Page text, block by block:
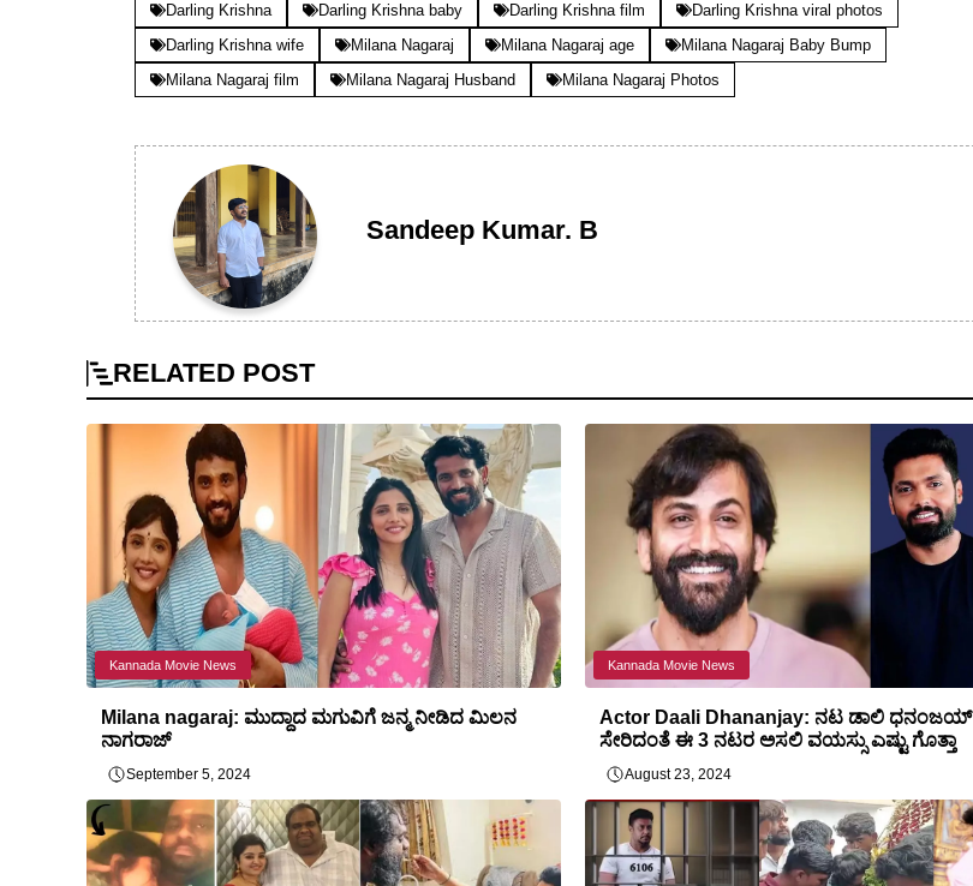
Darling Krishna Darling Krishna baby Darling Krishna film
Darling Krishna viral photos
Darling Krishna wife
Milana Nagaraj Milana Nagaraj age
Milana Nagaraj Baby Bump
Milana Nagaraj film
Milana Nagaraj Husband Milana Nagaraj Photos
Sandeep Kumar. B
RELATED POST
Kannada Movie News
Milana nagaraj: ಮುದ್ದಾದ ಮಗುವಿಗೆ ಜನ್ಮ ನೀಡಿದ ಮಿಲನ
ನಾಗರಾಜ್
September 5, 2024
Kannada Movie News
Actor Daali Dhananjay: ನಟ ಡಾಲಿ ಧನಂಜಯ್
ಸೇರಿದಂತೆ ಈ 3 ನಟರ ಅಸಲಿ ವಯಸ್ಸು ಎಷ್ಟು ಗೊತ್ತಾ
August 23, 2024